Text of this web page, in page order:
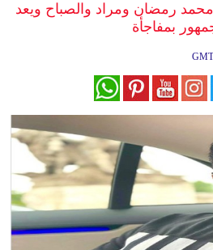
وموسيقى
سياحة
وسفر
ديكور
أخبار
رمضان ومراد والصباح ويعد
بمفاجأة
GMT